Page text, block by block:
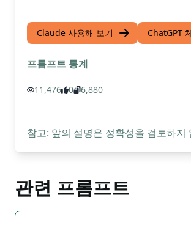
Claude 사용해 보기 ChatGPT
프롬프트 통계
11,476 0 6,880
참고: 앞의 설명은 정확성을 검토하
관련 프롬프트